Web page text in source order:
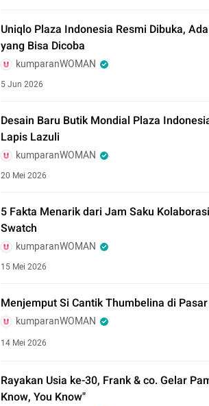
Uniqlo Plaza Indonesia Resmi Dibuka,
yang Bisa Dicoba
kumparanWOMAN
5 Jun 2026
Desain Baru Butik Mondial Plaza
Lapis Lazuli
kumparanWOMAN
20 Mei 2026
5 Fakta Menarik dari Jam Saku
Swatch
kumparanWOMAN
15 Mei 2026
Menjemput Si Cantik Thumbelina di
kumparanWOMAN
14 Mei 2026
Rayakan Usia ke-30, Frank & co. Gelar
Know, You Know"